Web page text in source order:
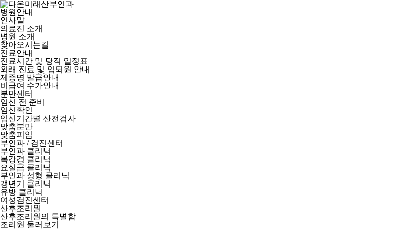
병원안내
인사말
의료진 소개
병원 소개
찾아오시는길
진료안내
진료시간 및 당직 일정표
외래 진료 및 입퇴원 안내
제증명 발급안내
비급여 수가안내
분만센터
임신 전 준비
임신확인
임신기간별 산전검사
맞춤분만
맞춤피임
부인과 / 검진센터
부인과 클리닉
복강경 클리닉
요실금 클리닉
부인과 성형 클리닉
갱년기 클리닉
유방 클리닉
여성검진센터
산후조리원
산후조리원의 특별함
조리원 둘러보기